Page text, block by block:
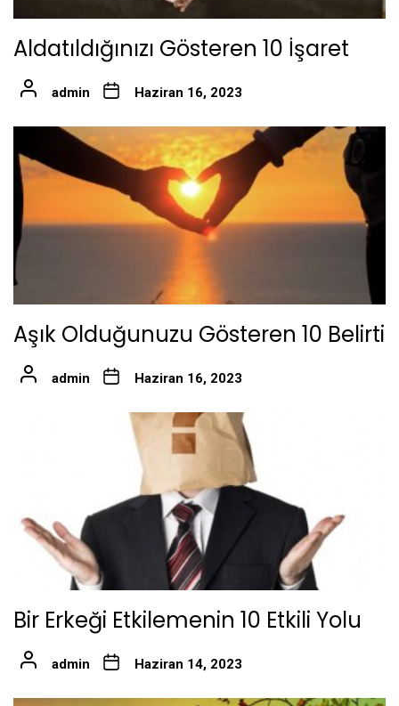
Aldatıldığınızı Gösteren 10 İşaret
admin Haziran 16, 2023
Aşık Olduğunuzu Gösteren 10 Belirti
admin Haziran 16, 2023
Bir Erkeği Etkilemenin 10 Etkili Yolu
admin Haziran 14, 2023